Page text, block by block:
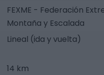
FEXME - Federación
Montaña y Escalada
Lineal (ida y vuelta)
14 km